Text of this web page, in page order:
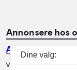
Annonsere hos
Annonser
Vil du annonsere i
Dine valg: